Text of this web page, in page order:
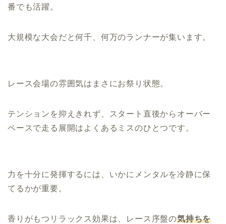
番でも活躍。
大規模な大会だと何千、何万のランナーが集います。
レース会場の雰囲気はまさにお祭り状態。
テンションを抑えきれず、スタート直後からオーバー
ペースで走る展開はよくあるミスのひとつです。
力を十分に発揮するには、いかにメンタルを冷静に保
てるかが重要。
香りがもつリラックス効果は、レース序盤の気持ちを